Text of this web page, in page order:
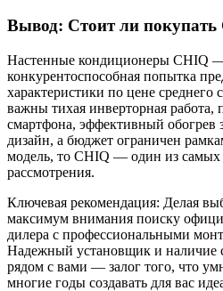
Вывод: Стоит ли покупать
Настенные кондиционеры CHIQ —
конкурентоспособная попытка
характеристики по цене среднего
важны тихая инверторная работа,
смартфона, эффективный
дизайн, а бюджет ограничен
модель, то CHIQ — один из самых
рассмотрения.
Ключевая рекомендация: Делая
максимум внимания поиску
дилера с профессиональными
Надежный установщик и наличие
рядом с вами — залог того, что
многие годы создавать для вас